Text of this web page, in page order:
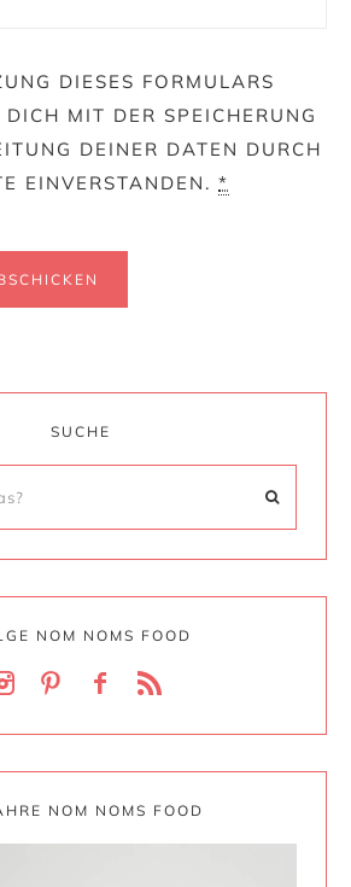
DIESES FORMULARS
MIT DER SPEICHERUNG
DEINER DATEN DURCH
EINVERSTANDEN. *
SUCHE
NOM NOMS FOOD
NOM NOMS FOOD